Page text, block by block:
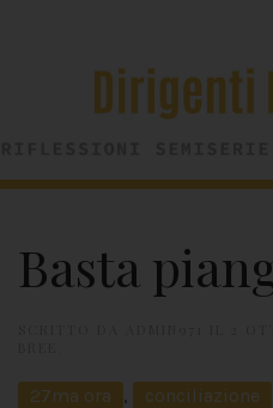
Basta
27ma ora , conciliazione